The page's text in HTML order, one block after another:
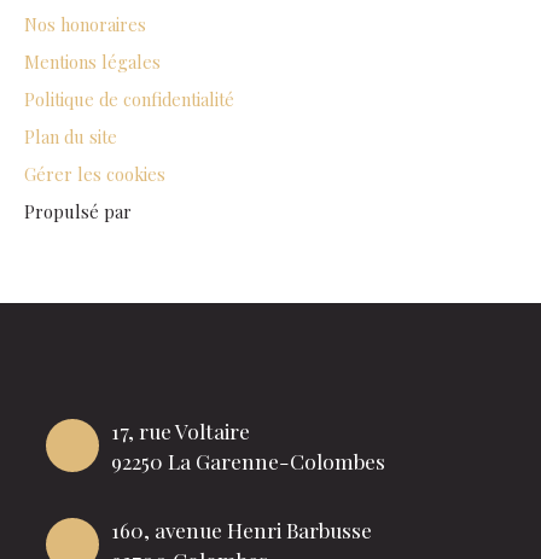
Nos honoraires
Mentions légales
Politique de confidentialité
Plan du site
Gérer les cookies
Propulsé par
17, rue Voltaire
92250 La Garenne-Colombes
160, avenue Henri Barbusse